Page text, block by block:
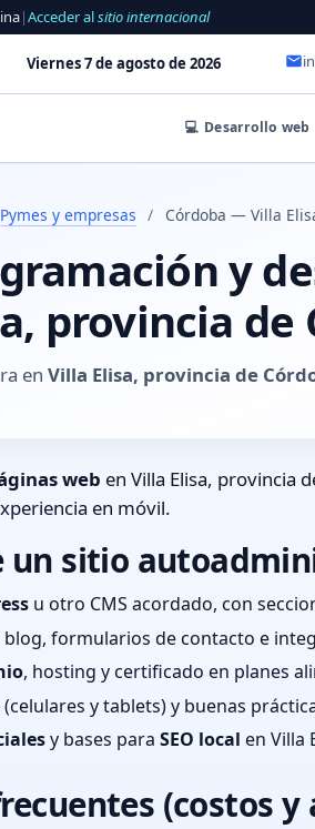
|Acceder alsitio internacional
Viernes 7 de agosto de 2026
💻 Desarrollo web
Pymes y empresas / Córdoba — Villa
y
provincia de
en Villa Elisa, provincia de
web en Villa Elisa, provincia
en móvil.
un sitio
u otro CMS acordado, con
blog, formularios de contacto e
, hosting y certificado en planes
(celulares y tablets) y buenas
y bases para SEO local en Villa
(costos y